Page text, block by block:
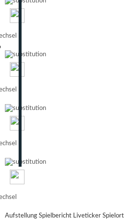
Aufstellung Spielbericht Liveticker Spielort